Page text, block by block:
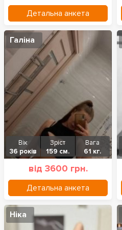
Детальна анкета
Галіна
Вік
36 років
Зріст
159 см.
Вага
61 кг.
від 3600 грн.
Детальна анкета
Ніка